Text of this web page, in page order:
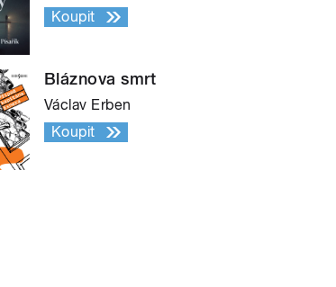
Koupit
Bláznova smrt
Václav Erben
Koupit